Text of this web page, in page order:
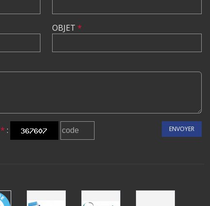
OBJET *
* : ENVOYER